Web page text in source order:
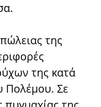
της
της κατά
Πολέμου. Σε